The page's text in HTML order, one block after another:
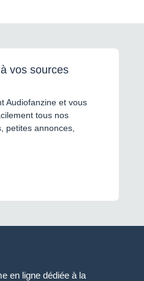
vos sources
Audiofanzine et vous
tous nos
petites annonces,
en ligne dédiée à la